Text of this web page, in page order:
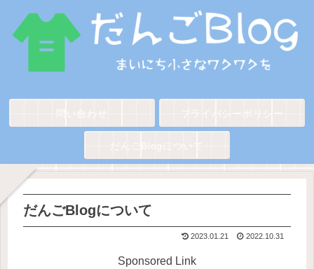
だんごBlogについて
2023.01.21 2022.10.31
Sponsored Link